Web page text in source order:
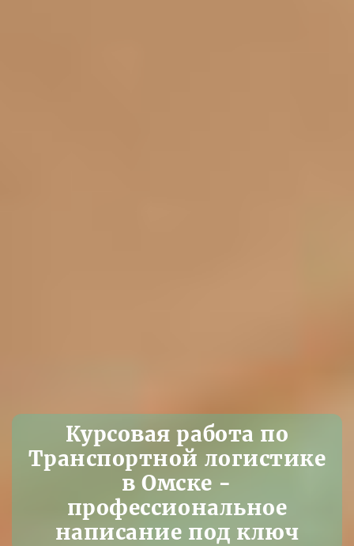
Курсовая работа по
Транспортной логистике
в Омске -
профессиональное
написание под ключ